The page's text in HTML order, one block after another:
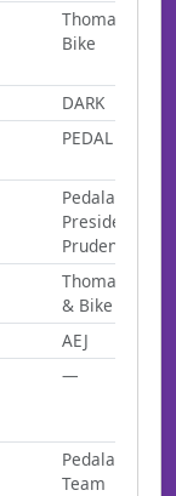
Thomas Skate
Bike
DARK
PEDAL E GOLE
Pedalando Por
Presidente
Prudente - SP
Thomas Skate
& Bike
AEJ
—
Pedalada Bike
Team